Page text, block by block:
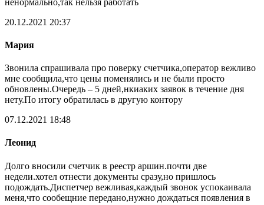
20.12.2021 20:37
Мария
Звонила спрашивала про поверку счетчика,оператор вежливо
мне сообщила,что цены поменялись и не были просто
обновлены.Очередь – 5 дней,нкиаких заявок в течение дня
нету.По итогу обратилась в другую контору
07.12.2021 18:48
Леонид
Долго вносили счетчик в реестр аршин.почти две
недели.хотел отнести документы сразу,но пришлось
подождать.Диспетчер вежливая,каждый звонок успокаивала
меня,что сообещние передано,нужно дождаться появления в